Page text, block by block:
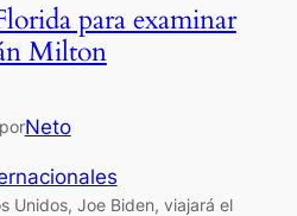
para examinar
Milton
Neto
Unidos, Joe Biden, viajará el